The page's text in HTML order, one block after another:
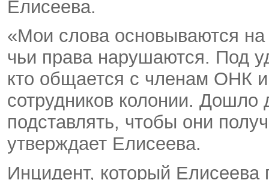
Елисеева.
«Мои слова основываются
чьи права нарушаются. Под
кто общается с членам ОНК и
сотрудников колонии. Дошло
подставлять, чтобы они
утверждает Елисеева.
Инцидент, который